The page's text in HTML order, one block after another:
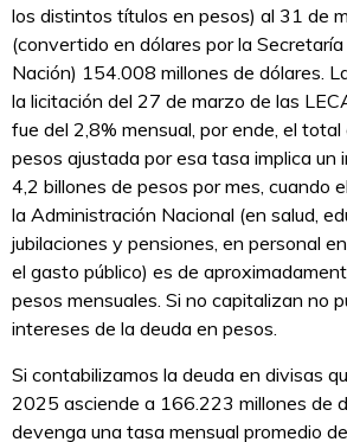
los distintos títulos en pesos) al 31 de
(convertido en dólares por la
Nación) 154.008 millones de dólares.
la licitación del 27 de marzo de las
fue del 2,8% mensual, por ende, el total
pesos ajustada por esa tasa implica un
4,2 billones de pesos por mes, cuando
la Administración Nacional (en salud,
jubilaciones y pensiones, en personal
el gasto público) es de
pesos mensuales. Si no capitalizan no
intereses de la deuda en pesos.
Si contabilizamos la deuda en divisas
2025 asciende a 166.223 millones de
devenga una tasa mensual promedio